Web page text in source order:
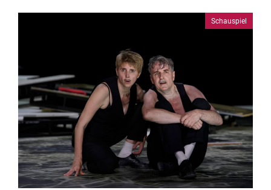
Schauspiel